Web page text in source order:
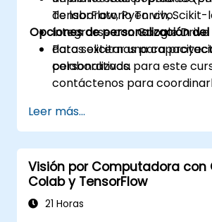
TensorFlow, PyTorch,
Integrarse con Google
datos externas para
colaborativos.
de laboratorio en vivo.
Opciones de personalización
Para solicitar una
personalizada para este
contáctenos para
Leer más...
Visión por Computadora con
Colab y TensorFlow
21 Horas